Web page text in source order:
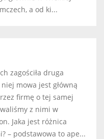
a od ki...
zagościła druga
mowa jest główną
firmę o tej samej
z nimi w
Jaka jest różnica
– podstawowa to ape...